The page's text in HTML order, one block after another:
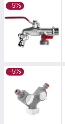
–5%
–5%